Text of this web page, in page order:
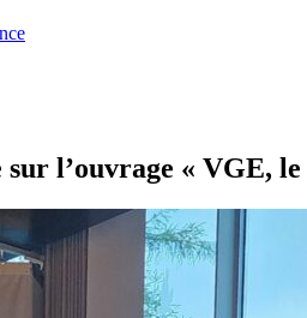
sur l’ouvrage « VGE,